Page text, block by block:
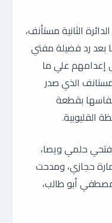
الثانية مستأنف،
بعد رد فضيلة مفتي
إعدامهم علي ما
الذي صدر
بقطعة
القليوبية.
فتحي حلمي ويصا،
حجازي، ومدحت
أبو طالب،